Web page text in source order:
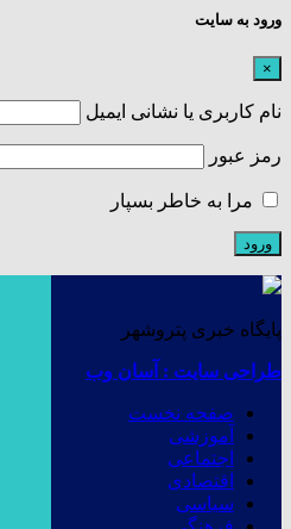
ورود به سایت
×
نام کاربری یا نشانی ایمیل
رمز عبور
مرا به خاطر بسپار
پایگاه خبری پتروشهر
طراحی سایت : آسان وب
صفحه نخست
آموزشی
اجتماعی
اقتصادی
سیاسی